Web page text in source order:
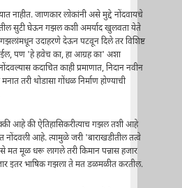
नाहीत. जाणकार लोकांनी असे मुद्दे नोंदवायचे
सुटी घेऊन गझल कशी अमर्याद खुलवता येते
गझलांमधून उदाहरणे देऊन पटवून दिले तर विशिष्ट
पण 'हे हवेच का, हा आग्रह का' अशा
कदाचित काही प्रमाणात, निदान नवीन
मनात तरी थोडासा गोंधळ निर्माण होण्याची
आहे की ऐतिहासिकरीत्याच गझल तशी आहे
नोंदवली आहे. त्यामुळे जरी 'बाराखडीतील तत्वे
मत मूळ धरू लागले तरी किमान पन्नास हजार
इतर भाषिक गझला ते मत डळमळीत करतील.